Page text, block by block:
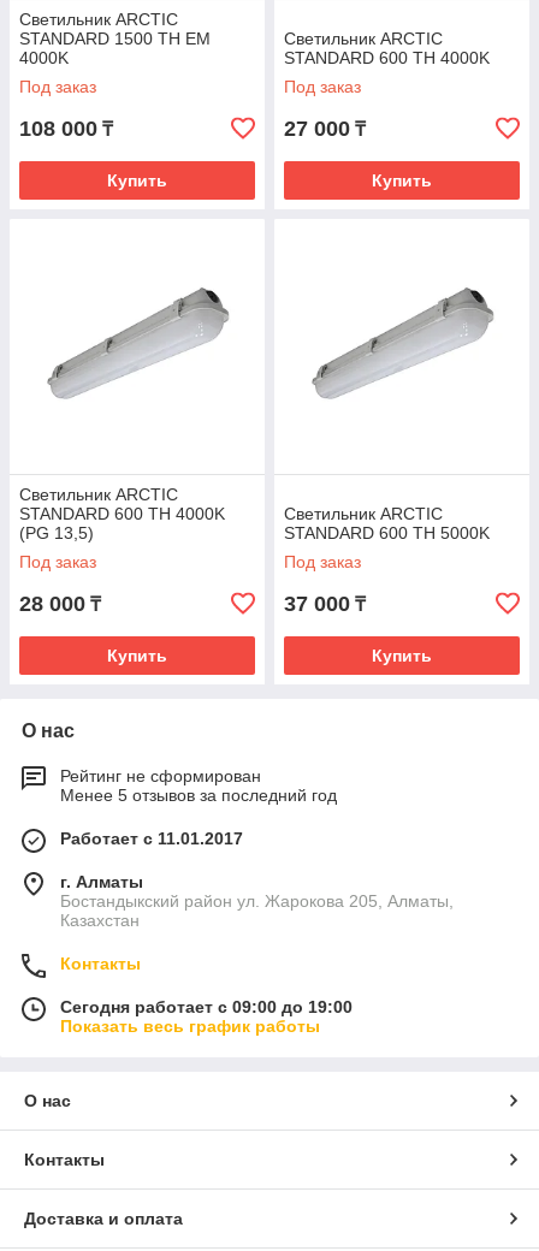
Светильник ARCTIC
STANDARD 1500 TH EM
4000K
Под заказ
108 000 ₸
Купить
Светильник ARCTIC
STANDARD 600 TH 4000K
Под заказ
27 000 ₸
Купить
Светильник ARCTIC
STANDARD 600 TH 4000K
(PG 13,5)
Под заказ
28 000 ₸
Купить
Светильник ARCTIC
STANDARD 600 TH 5000K
Под заказ
37 000 ₸
Купить
О нас
Рейтинг не сформирован
Менее 5 отзывов за последний год
Работает с 11.01.2017
г. Алматы
Бостандыкский район ул. Жарокова 205, Алматы,
Казахстан
Контакты
Сегодня работает с 09:00 до 19:00
Показать весь график работы
О нас
Контакты
Доставка и оплата